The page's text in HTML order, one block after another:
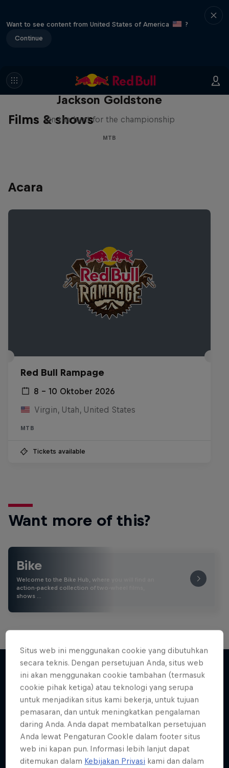
Want to see content from United States of America
?
Continue
Films & shows
The Search for Milliseconds:
Jackson Goldstone
On the hunt for the championship
MTB
Acara
Red Bull Rampage
8 – 10 Oktober 2026
Virgin, Utah, United States
MTB
Tickets available
Want more of this?
Bike
Welcome to the Bike Hub, where you will find an
action-packed collection of two-wheel films,
shows …
Lebih banyak seperti ini
Situs web ini menggunakan cookie yang dibutuhkan
secara teknis. Dengan persetujuan Anda, situs web
ini akan menggunakan cookie tambahan (termasuk
cookie pihak ketiga) atau teknologi yang serupa
untuk menjadikan situs kami bekerja, untuk tujuan
pemasaran, dan untuk meningkatkan pengalaman
daring Anda. Anda dapat membatalkan persetujuan
Anda lewat Pengaturan CookIe dalam footer situs
web ini kapan pun. Informasi lebih lanjut dapat
ditemukan dalam Kebijakan Privasi kami dan dalam